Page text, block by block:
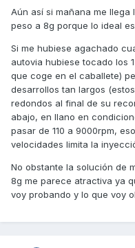
Aún así si mañana me
peso a 8g porque lo ideal
Si me hubiese agachado
autovia hubiese tocado los
que coge en el caballete)
desarrollos tan largos
redondos al final de su
abajo, en llano en
pasar de 110 a 9000rpm,
velocidades limita la
No obstante la solución de
8g me parece atractiva ya
voy probando y lo que voy